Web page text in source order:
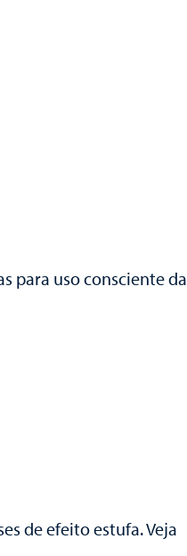
para uso consciente da
de efeito estufa. Veja